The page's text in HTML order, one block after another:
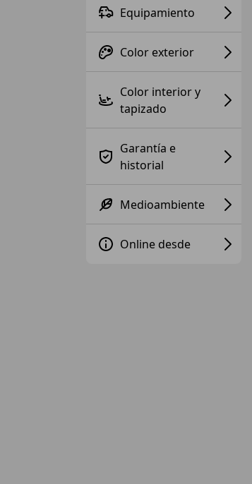
Equipamiento
Color exterior
Color interior y
tapizado
Garantía e
historial
Medioambiente
Online desde